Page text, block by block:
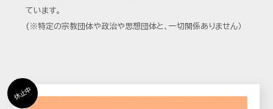
ています。
(※特定の宗教団体や政治や思想団体と、一切関係ありません）
休止中